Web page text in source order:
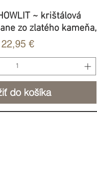
zobrazenie~ krištálová
zo zlatého kameňa,
Cena
22,95 €
do košíka